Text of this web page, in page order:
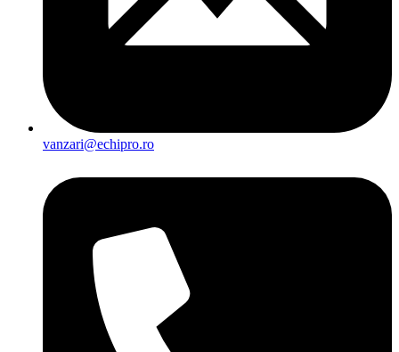
vanzari@echipro.ro